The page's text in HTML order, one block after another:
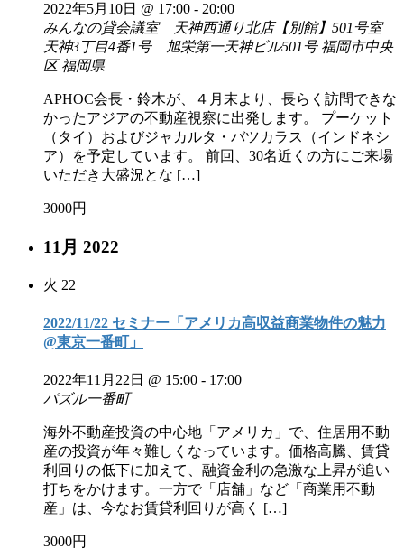
2022年5月10日 @ 17:00 - 20:00
みんなの貸会議室 天神西通り北店【別館】501号室
天神3丁目4番1号 旭栄第一天神ビル501号 福岡市中央
区 福岡県
APHOC会長・鈴木が、４月末より、長らく訪問できな
かったアジアの不動産視察に出発します。 プーケット
（タイ）およびジャカルタ・バツカラス（インドネシ
ア）を予定しています。 前回、30名近くの方にご来場
いただき大盛況とな […]
3000円
11月 2022
火 22
2022/11/22 セミナー「アメリカ高収益商業物件の魅力
@東京一番町」
2022年11月22日 @ 15:00 - 17:00
パズル一番町
海外不動産投資の中心地「アメリカ」で、住居用不動
産の投資が年々難しくなっています。価格高騰、賃貸
利回りの低下に加えて、融資金利の急激な上昇が追い
打ちをかけます。一方で「店舗」など「商業用不動
産」は、今なお賃貸利回りが高く […]
3000円